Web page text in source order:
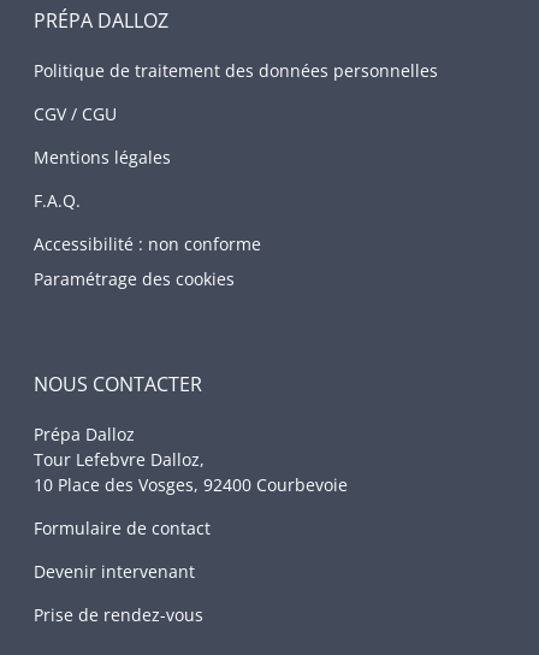
PRÉPA DALLOZ
Politique de traitement des données personnelles
CGV / CGU
Mentions légales
F.A.Q.
Accessibilité : non conforme
Paramétrage des cookies
NOUS CONTACTER
Prépa Dalloz
Tour Lefebvre Dalloz,
10 Place des Vosges, 92400 Courbevoie
Formulaire de contact
Devenir intervenant
Prise de rendez-vous